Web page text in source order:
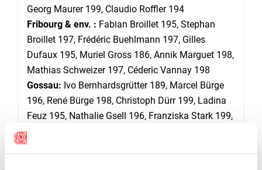
Georg Maurer 199, Claudio Roffler 194
Fribourg & env. : Fabian Broillet 195, Stephan
Broillet 197, Frédéric Buehlmann 197, Gilles
Dufaux 195, Muriel Gross 186, Annik Marguet 198,
Mathias Schweizer 197, Céderic Vannay 198
Gossau: Ivo Bernhardsgrütter 189, Marcel Bürge
196, René Bürge 198, Christoph Dürr 199, Ladina
Feuz 195, Nathalie Gsell 196, Franziska Stark 199,